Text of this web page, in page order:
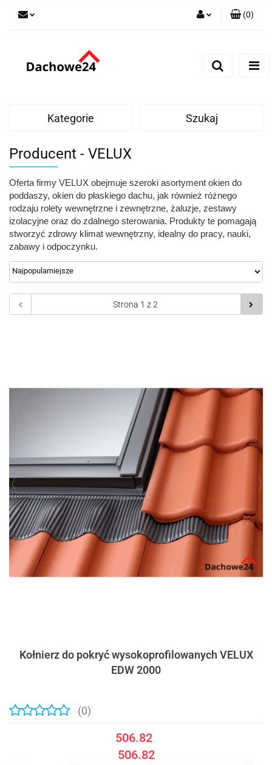
(0)
Kategorie Szukaj
Producent - VELUX
Oferta firmy VELUX obejmuje szeroki asortyment okien do
poddaszy, okien do płaskiego dachu, jak również różnego
rodzaju rolety wewnętrzne i zewnętrzne, żaluzje, zestawy
izolacyjne oraz do zdalnego sterowania. Produkty te pomagają
stworzyć zdrowy klimat wewnętrzny, idealny do pracy, nauki,
zabawy i odpoczynku.
Kołnierz do pokryć wysokoprofilowanych VELUX
EDW 2000
(0)
506.82
506.82